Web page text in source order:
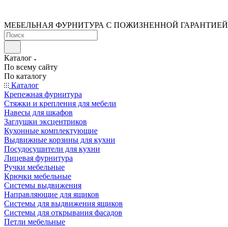
МЕБЕЛЬНАЯ ФУРНИТУРА С ПОЖИЗНЕННОЙ ГАРАНТИЕЙ
Каталог
По всему сайту
По каталогу
Каталог
Крепежная фурнитура
Стяжки и крепления для мебели
Навесы для шкафов
Заглушки эксцентриков
Кухонные комплектующие
Выдвижные корзины для кухни
Посудосушители для кухни
Лицевая фурнитура
Ручки мебельные
Крючки мебельные
Системы выдвижения
Направляющие для ящиков
Системы для выдвижения ящиков
Системы для открывания фасадов
Петли мебельные